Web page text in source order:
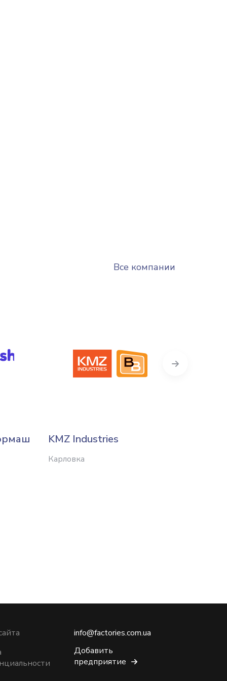
Все компании
KMZ Industries
Карловка
info@factories.com.ua
Добавить
предприятие